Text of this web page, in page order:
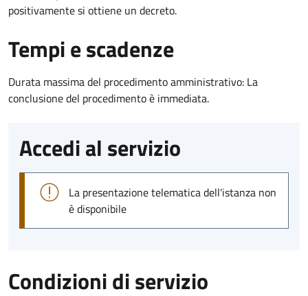
positivamente si ottiene un decreto.
Tempi e scadenze
Durata massima del procedimento amministrativo: La
conclusione del procedimento è immediata.
Accedi al servizio
La presentazione telematica dell'istanza non
è disponibile
Condizioni di servizio